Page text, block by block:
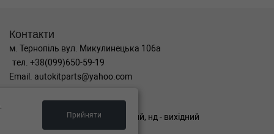
Контакти
м. Тернопіль вул. Микулинецька 106а
тел. +38(099)650-59-19
Email. autokitparts@yahoo.com
Графік роботи
пн-пт з 9:00 до 17:00, сб - вихідний, нд - вихідний
Прийняти